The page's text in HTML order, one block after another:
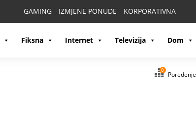
GAMING IZMJENE PONUDE KORPORATIVNA
Fiksna Internet Televizija Dom
0
Poređenje